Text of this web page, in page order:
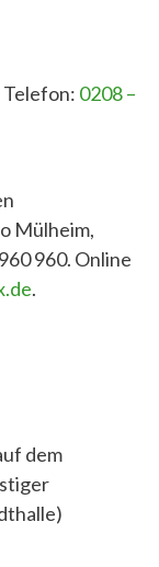
Telefon: 0208 –
Mülheim,
960. Online
.
dem